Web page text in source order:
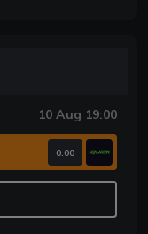
10 Aug 19:00
0.00